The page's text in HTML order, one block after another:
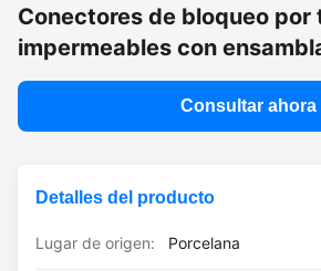
Conectores de bloqueo por
impermeables con
Consultar ahora
Detalles del producto
Lugar de origen: Porcelana